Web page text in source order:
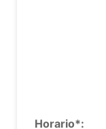
Horario*: